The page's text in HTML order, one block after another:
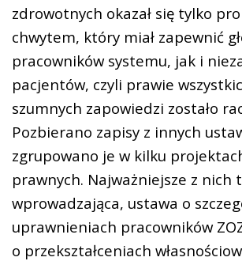
zdrowotnych okazał się tylko
chwytem, który miał zapewnić
pracowników systemu, jak i
pacjentów, czyli prawie
szumnych zapowiedzi zostało
Pozbierano zapisy z innych
zgrupowano je w kilku
prawnych. Najważniejsze z nich
wprowadzająca, ustawa o
uprawnieniach pracowników
o przekształceniach